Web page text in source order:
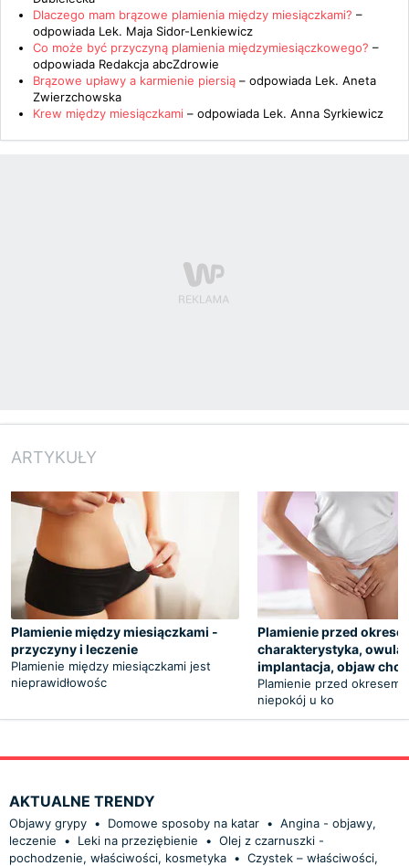
Dlaczego mam brązowe plamienia między miesiączkami? –
odpowiada Lek. Maja Sidor-Lenkiewicz
Co może być przyczyną plamienia międzymiesiączkowego? –
odpowiada Redakcja abcZdrowie
Brązowe upławy a karmienie piersią – odpowiada Lek. Aneta
Zwierzchowska
Krew między miesiączkami – odpowiada Lek. Anna Syrkiewicz
ARTYKUŁY
Plamienie między miesiączkami -
przyczyny i leczenie
Plamienie między miesiączkami jest
nieprawidłowośc
Plamienie przed
charakterystyka,
implantacja, objaw
Plamienie przed okresem
niepokój u ko
AKTUALNE TRENDY
Objawy grypy • Domowe sposoby na katar • Angina - objawy,
leczenie
• Leki na przeziębienie • Olej z czarnuszki -
pochodzenie, właściwości, kosmetyka • Czystek – właściwości,